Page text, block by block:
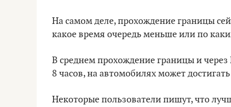
На самом деле, прохождение границы
какое время очередь меньше или по
В среднем прохождение границы и через
8 часов, на автомобилях может
Некоторые пользователи пишут, что